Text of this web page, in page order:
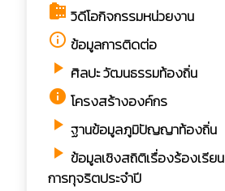
camera_roll วิดีโอกิจกรรมหน่วยงาน
info_outline ข้อมูลการติดต่อ
play_arrow ศิลปะ วัฒนธรรมท้องถิ่น
info โครงสร้างองค์กร
play_arrow ฐานข้อมูลภูมิปัญญาท้องถิ่น
play_arrow ข้อมูลเชิงสถิติเรื่องร้องเรียน
การทุจริตประจำปี